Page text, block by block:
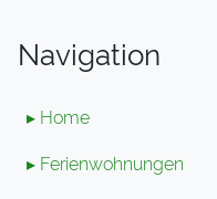
Navigation
▸ Home
▸ Ferienwohnungen